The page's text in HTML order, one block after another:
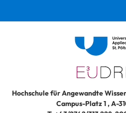
Hochschule für Angewandte
Campus-Platz 1,A-